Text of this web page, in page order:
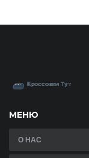
МЕНЮ
О НАС